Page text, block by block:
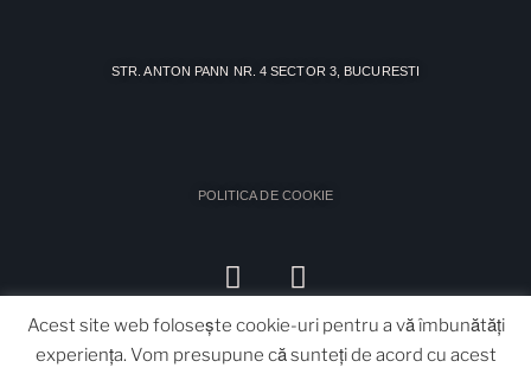
STR. ANTON PANN NR. 4 SECTOR 3, BUCURESTI
POLITICA DE COOKIE
POLITICA GDPR
Acest site web folosește cookie-uri pentru a vă îmbunătăți
experiența. Vom presupune că sunteți de acord cu acest